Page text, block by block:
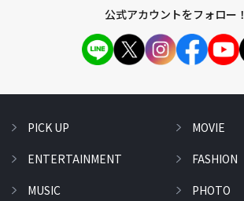
公式アカウントをフォロー！
PICK UP
ENTERTAINMENT
MUSIC
MOVIE
FASHION
PHOTO